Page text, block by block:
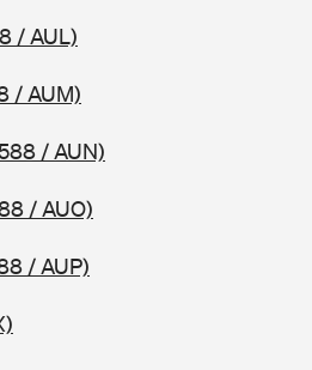
/ AUL)
/ AUM)
/ AUN)
/ AUO)
/ AUP)